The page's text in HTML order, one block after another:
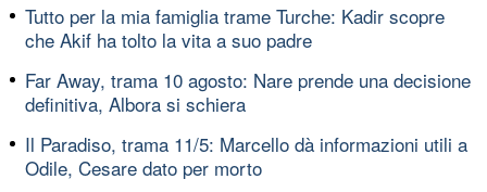
Tutto per la mia famiglia trame Turche: Kadir scopre
che Akif ha tolto la vita a suo padre
Far Away, trama 10 agosto: Nare prende una decisione
definitiva, Albora si schiera
Il Paradiso, trama 11/5: Marcello dà informazioni utili a
Odile, Cesare dato per morto